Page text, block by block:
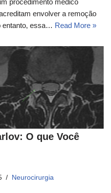
procedimento médico
envolver a remoção
entanto, essa… Read More »
O que Você
Neurocirurgia